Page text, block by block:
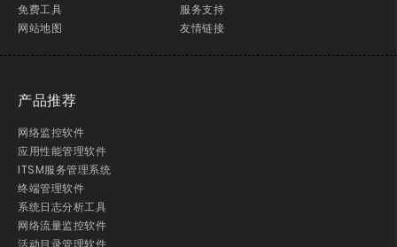
免费工具
网站地图
服务支持
友情链接
产品推荐
网络监控软件
应用性能管理软件
ITSM服务管理系统
终端管理软件
系统日志分析工具
网络流量监控软件
活动目录管理软件